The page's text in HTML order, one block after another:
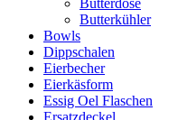
Butterdose
Butterkühler
Bowls
Dippschalen
Eierbecher
Eierkäsform
Essig Oel Flaschen